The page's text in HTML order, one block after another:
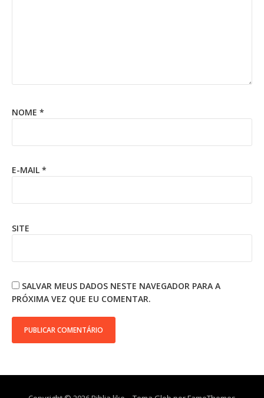
NOME *
E-MAIL *
SITE
SALVAR MEUS DADOS NESTE NAVEGADOR PARA A
PRÓXIMA VEZ QUE EU COMENTAR.